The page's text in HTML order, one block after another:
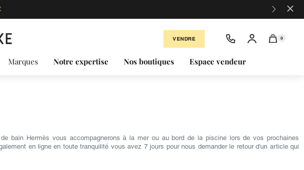
×
VENDRE 0
Marques Notre expertise Nos boutiques Espace vendeur
bain Hermès vous accompagnerons à la mer ou au bord de la piscine lors de vos prochaines
en ligne en toute tranquilité vous avez 7 jours pour nous demander le retour d'un article qui